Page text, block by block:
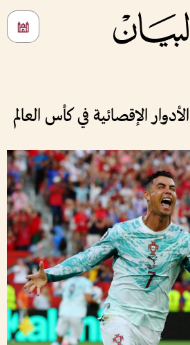
الإقصائية في كأس العالم